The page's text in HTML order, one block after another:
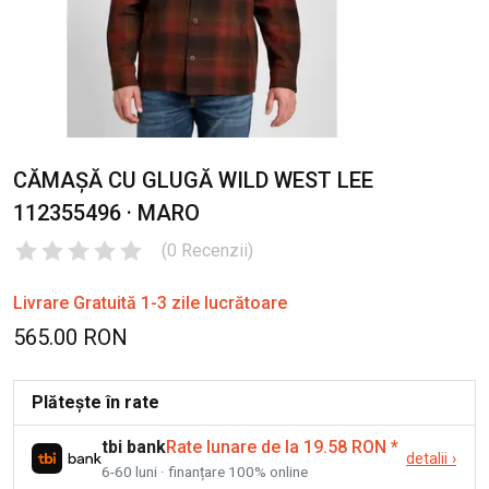
CĂMAȘĂ CU GLUGĂ WILD WEST LEE
112355496 · MARO
(0 Recenzii)
Livrare Gratuită 1-3 zile lucrătoare
565.00 RON
Plătește în rate
tbi bankRate lunare de la 19.58 RON *
6-60 luni · finanțare 100% online
detalii ›